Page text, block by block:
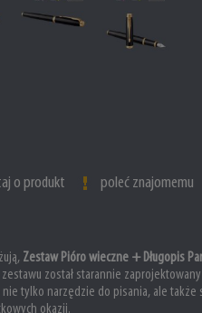
o produkt poleć znajomemu
Zestaw Pióro wieczne + Długopis
został starannie
tylko narzędzie do pisania, ale
okazji.